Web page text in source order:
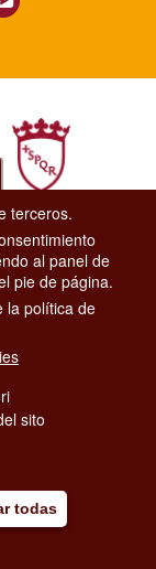
e Moda.
08
terceros.
al panel de
pie de página.
la política de
sito
todas